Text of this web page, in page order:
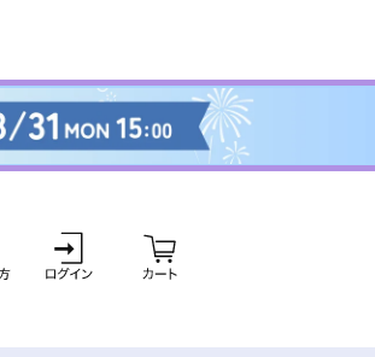
グ
イ
ー
ト